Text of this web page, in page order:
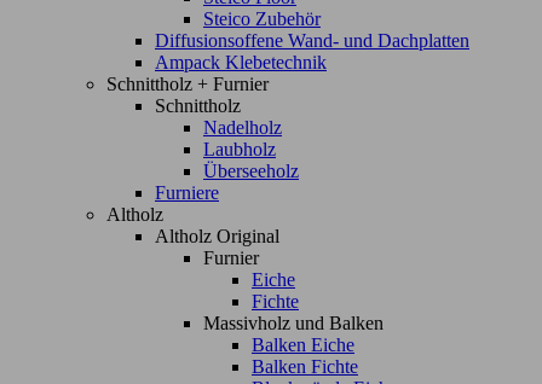
Steico Zubehör
Diffusionsoffene Wand- und Dachplatten
Ampack Klebetechnik
Schnittholz + Furnier
Schnittholz
Nadelholz
Laubholz
Überseeholz
Furniere
Altholz
Altholz Original
Furnier
Eiche
Fichte
Massivholz und Balken
Balken Eiche
Balken Fichte